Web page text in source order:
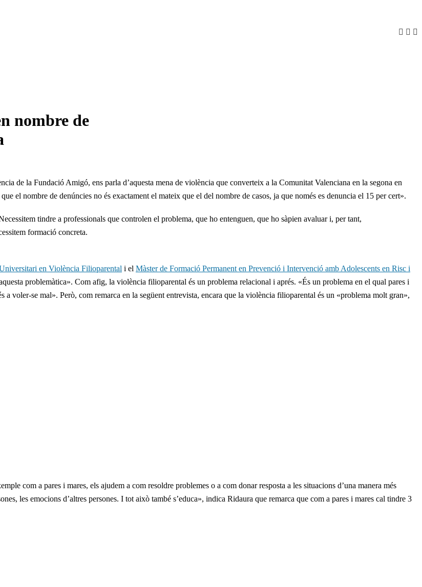
nombre de
de la Fundació Amigó, ens parla d’aquesta mena de violència que converteix a la Comunitat Valenciana en la segona en
el nombre de denúncies no és exactament el mateix que el del nombre de casos, ja que només es denuncia el 15 per cert».
tindre a professionals que controlen el problema, que ho entenguen, que ho sàpien avaluar i, per tant,
formació concreta.
en Violència Filioparental i el Màster de Formació Permanent en Prevenció i Intervenció amb Adolescents en Risc i
problemàtica». Com afig, la violència filioparental és un problema relacional i aprés. «És un problema en el qual pares i
a voler-se mal». Però, com remarca en la següent entrevista, encara que la violència filioparental és un «problema molt gran»,
com a pares i mares, els ajudem a com resoldre problemes o a com donar resposta a les situacions d’una manera més
les emocions d’altres persones. I tot això també s’educa», indica Ridaura que remarca que com a pares i mares cal tindre 3